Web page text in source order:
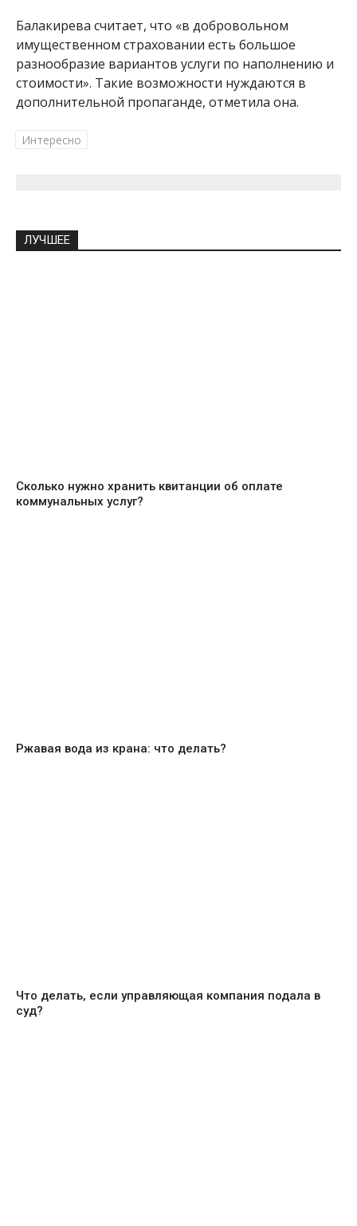
Балакирева считает, что «в добровольном
имущественном страховании есть большое
разнообразие вариантов услуги по наполнению и
стоимости». Такие возможности нуждаются в
дополнительной пропаганде, отметила она.
Интересно
ЛУЧШЕЕ
Сколько нужно хранить квитанции об оплате
коммунальных услуг?
Ржавая вода из крана: что делать?
Что делать, если управляющая компания подала в
суд?